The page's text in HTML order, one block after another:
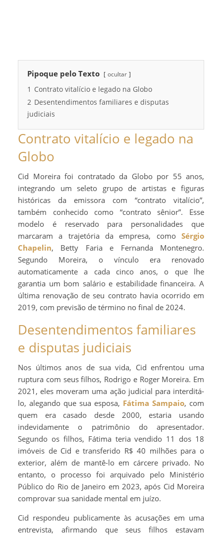
Pipoque pelo Texto ocultar
1 Contrato vitalício e legado na Globo
2 Desentendimentos familiares e disputas
judiciais
Contrato vitalício e legado na
Globo
Cid Moreira foi contratado da Globo por 55 anos,
integrando um seleto grupo de artistas e figuras
históricas da emissora com “contrato vitalício”,
também conhecido como “contrato sênior”. Esse
modelo é reservado para personalidades que
marcaram a trajetória da empresa, como Sérgio
Chapelin, Betty Faria e Fernanda Montenegro.
Segundo Moreira, o vínculo era renovado
automaticamente a cada cinco anos, o que lhe
garantia um bom salário e estabilidade financeira. A
última renovação de seu contrato havia ocorrido em
2019, com previsão de término no final de 2024.
Desentendimentos familiares
e disputas judiciais
Nos últimos anos de sua vida, Cid enfrentou uma
ruptura com seus filhos, Rodrigo e Roger Moreira. Em
2021, eles moveram uma ação judicial para interditá-
lo, alegando que sua esposa, Fátima Sampaio, com
quem era casado desde 2000, estaria usando
indevidamente o patrimônio do apresentador.
Segundo os filhos, Fátima teria vendido 11 dos 18
imóveis de Cid e transferido R$ 40 milhões para o
exterior, além de mantê-lo em cárcere privado. No
entanto, o processo foi arquivado pelo Ministério
Público do Rio de Janeiro em 2023, após Cid Moreira
comprovar sua sanidade mental em juízo.
Cid respondeu publicamente às acusações em uma
entrevista, afirmando que seus filhos estavam